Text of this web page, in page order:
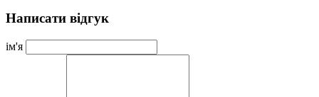
Написати відгук
ім'я